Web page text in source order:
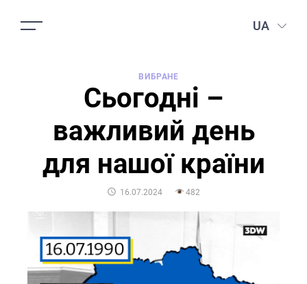
UA
ВИБРАНЕ
Сьогодні –
важливий день
для нашої країни
POSTED
16.07.2024 482